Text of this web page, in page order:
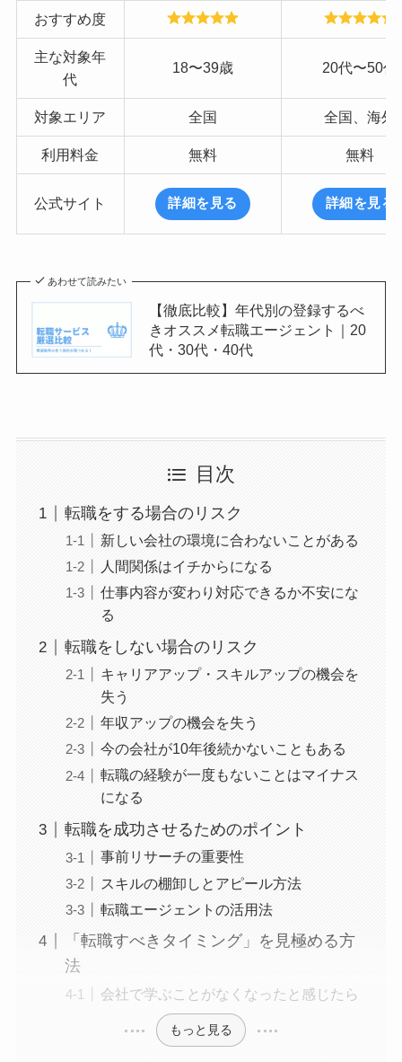
おすすめ度
主な対象年
代
18〜39歳 20代〜50代
対象エリア 全国 全国、海外
利用料金 無料 無料
公式サイト 詳細を見る 詳細を見る
あわせて読みたい
【徹底比較】年代別の登録するべ
きオススメ転職エージェント｜20
代・30代・40代
目次
転職をする場合のリスク
新しい会社の環境に合わないことがある
人間関係はイチからになる
仕事内容が変わり対応できるか不安にな
る
転職をしない場合のリスク
キャリアアップ・スキルアップの機会を
失う
年収アップの機会を失う
今の会社が10年後続かないこともある
転職の経験が一度もないことはマイナス
になる
転職を成功させるためのポイント
事前リサーチの重要性
スキルの棚卸しとアピール方法
転職エージェントの活用法
「転職すべきタイミング」を見極める方
法
会社で学ぶことがなくなったと感じたら
もっと見る